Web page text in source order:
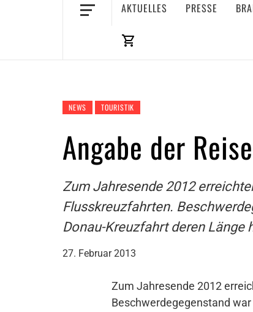
AKTUELLES PRESSE
NEWS TOURISTIK
Angabe der
Zum Jahresende 2012
Flusskreuzfahrten.
Donau-Kreuzfahrt deren Länge
27. Februar 2013
Zum Jahresende 2012
Beschwerdegegenstand